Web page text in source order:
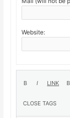
Website: